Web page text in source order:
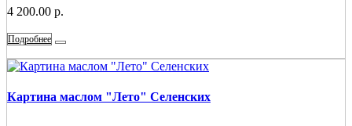
4 200.00 р.
Подробнее
Картина маслом "Лето" Селенских